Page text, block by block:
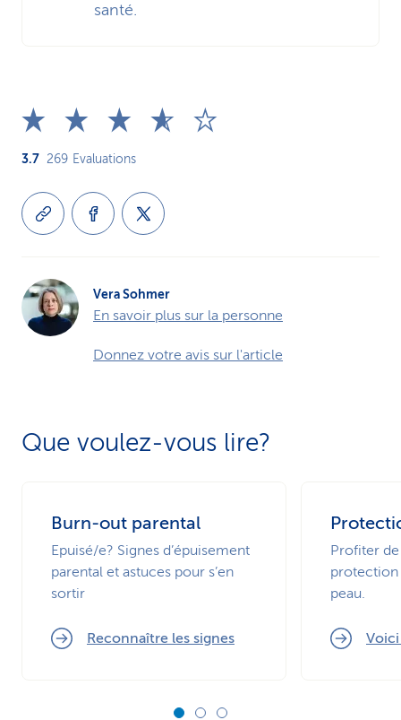
santé.
3.7 269 Evaluations
Vera Sohmer
En savoir plus sur la personne
Donnez votre avis sur l'article
Que voulez-vous lire?
Burn-out parental
Epuisé/e? Signes d’épuisement
parental et astuces pour s’en
sortir
Reconnaître les signes
Profiter de
protection
peau.